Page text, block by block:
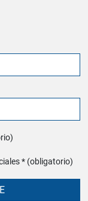
* (obligatorio)